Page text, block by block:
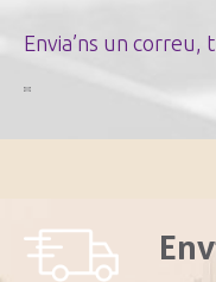
Envia’ns un correu,